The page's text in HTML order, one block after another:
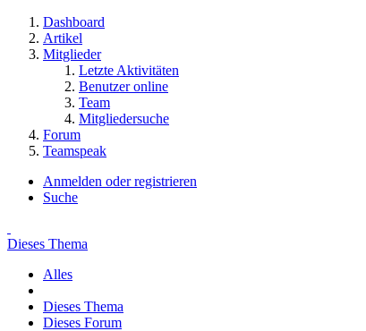
Dashboard
Artikel
Mitglieder
Letzte Aktivitäten
Benutzer online
Team
Mitgliedersuche
Forum
Teamspeak
Anmelden oder registrieren
Suche
Dieses Thema
Alles
Dieses Thema
Dieses Forum